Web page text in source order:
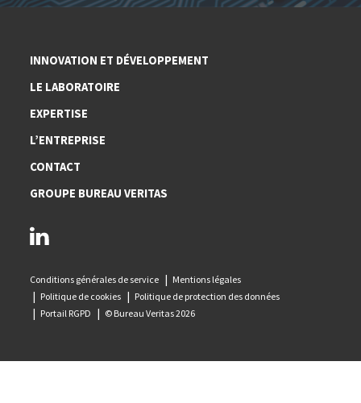
INNOVATION ET DÉVELOPPEMENT
LE LABORATOIRE
EXPERTISE
L’ENTREPRISE
CONTACT
GROUPE BUREAU VERITAS
Conditions générales de service
Mentions légales
Politique de cookies
Politique de protection des données
Portail RGPD
© Bureau Veritas 2026